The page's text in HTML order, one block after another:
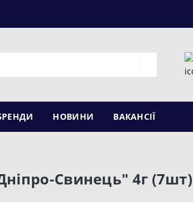
НОВИНИ ВАКАНСІЇ
Свинець" 4г (7шт)